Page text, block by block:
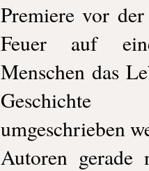
Premiere vor
Feuer auf
Menschen das
Geschichte
umgeschrieben
Autoren gerade